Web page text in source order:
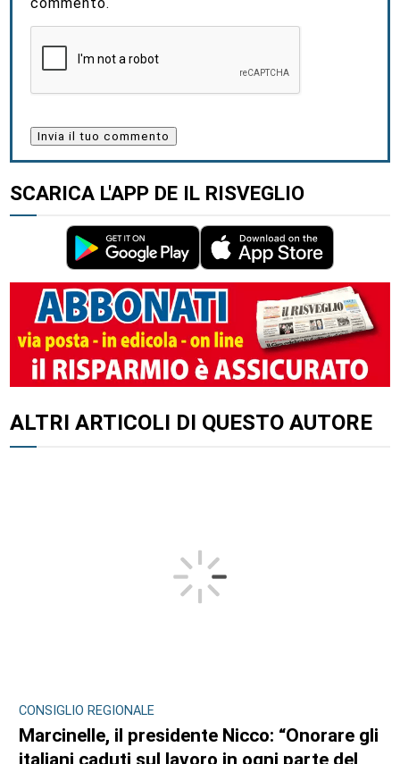
SCARICA L'APP DE IL RISVEGLIO
ALTRI ARTICOLI DI QUESTO AUTORE
CONSIGLIO REGIONALE
Marcinelle, il presidente Nicco: “Onorare gli
italiani caduti sul lavoro in ogni parte del